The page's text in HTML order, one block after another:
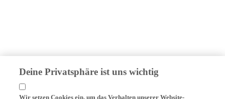
Deine Privatsphäre ist uns wichtig
Wir setzen Cookies ein, um das Verhalten unserer Website-